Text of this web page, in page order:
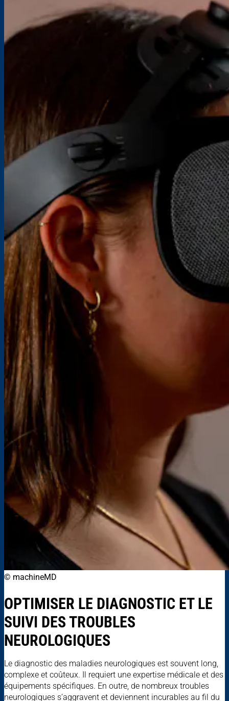
© machineMD
OPTIMISER LE DIAGNOSTIC ET LE
SUIVI DES TROUBLES
NEUROLOGIQUES
Le diagnostic des maladies neurologiques est souvent long,
complexe et coûteux. Il requiert une expertise médicale et des
équipements spécifiques. En outre, de nombreux troubles
neurologiques s’aggravent et deviennent incurables au fil du